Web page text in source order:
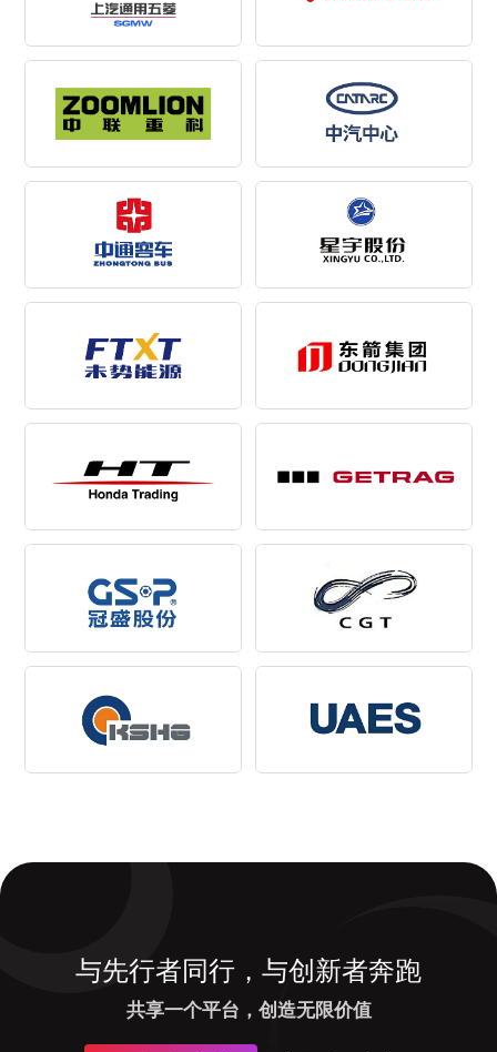
与先行者同行，与创新者奔跑
共享一个平台，创造无限价值